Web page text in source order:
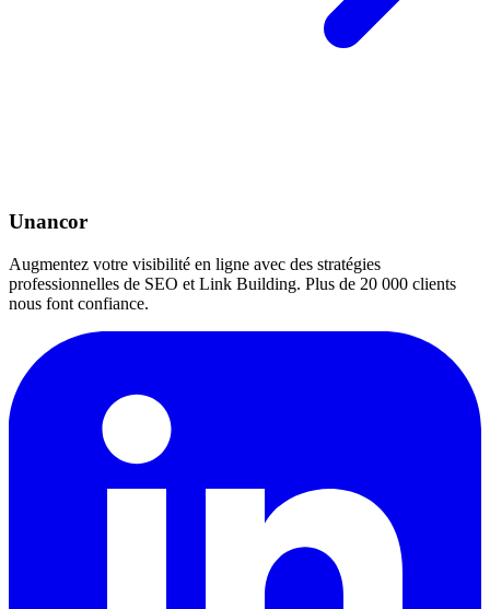
Unancor
Augmentez votre visibilité en ligne avec des stratégies
professionnelles de SEO et Link Building. Plus de 20 000 clients
nous font confiance.